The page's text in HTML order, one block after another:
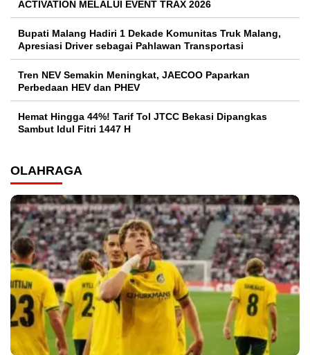
ACTIVATION MELALUI EVENT TRAX 2026
Bupati Malang Hadiri 1 Dekade Komunitas Truk Malang,
Apresiasi Driver sebagai Pahlawan Transportasi
Tren NEV Semakin Meningkat, JAECOO Paparkan
Perbedaan HEV dan PHEV
Hemat Hingga 44%! Tarif Tol JTCC Bekasi Dipangkas
Sambut Idul Fitri 1447 H
OLAHRAGA